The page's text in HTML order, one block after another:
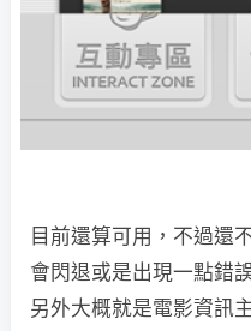
目前還算可用，不過還
會閃退或是出現一點錯
另外大概就是電影資訊